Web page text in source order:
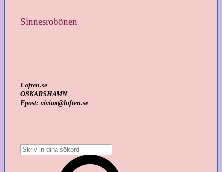
Sinnesrobönen
Loften.se
OSKARSHAMN
Epost: vivian@loften.se